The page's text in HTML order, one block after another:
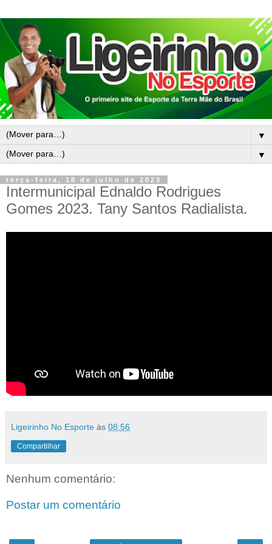
▼
▼
terça-feira, 18 de julho de 2023
Intermunicipal Ednaldo Rodrigues
Gomes 2023. Tany Santos Radialista.
Ligeirinho No Esporte às 08:56
Compartilhar
Nenhum comentário:
Postar um comentário